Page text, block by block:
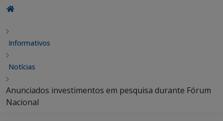
Informativos
Notícias
Anunciados investimentos em pesquisa durante Fórum
Nacional